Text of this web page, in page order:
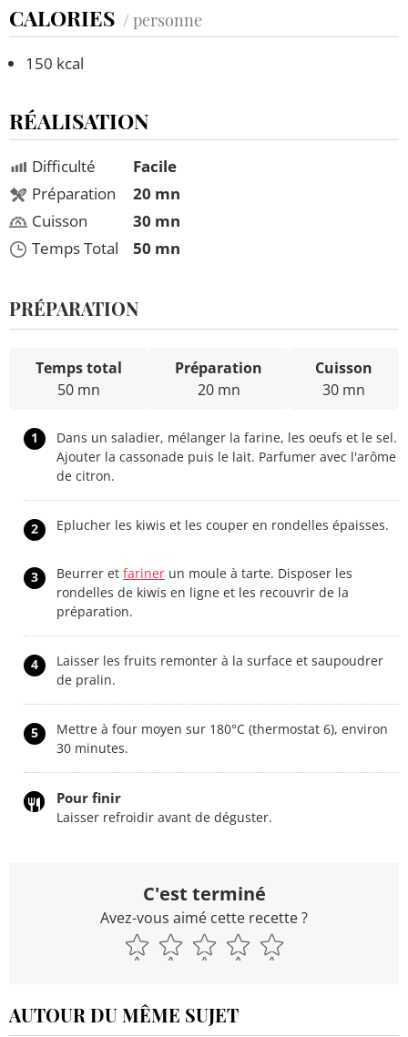
CALORIES / personne
150 kcal
RÉALISATION
Difficulté
Préparation
Cuisson
Temps Total
Facile
20 mn
30 mn
50 mn
PRÉPARATION
Temps total
50 mn
Préparation
20 mn
Cuisson
30 mn
1
Dans un saladier, mélanger la farine, les oeufs et le sel.
Ajouter la cassonade puis le lait. Parfumer avec l'arôme
de citron.
2 Eplucher les kiwis et les couper en rondelles épaisses.
3 Beurrer et fariner un moule à tarte. Disposer les
rondelles de kiwis en ligne et les recouvrir de la
préparation.
4
Laisser les fruits remonter à la surface et saupoudrer
de pralin.
5
Mettre à four moyen sur 180°C (thermostat 6), environ
30 minutes.
Pour finir
Laisser refroidir avant de déguster.
C'est terminé
Avez-vous aimé cette recette ?
AUTOUR DU MÊME SUJET